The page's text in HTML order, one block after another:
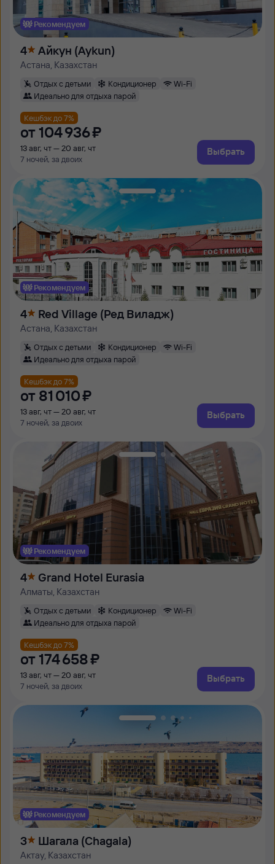
Рекомендуем
4 Айкун (Aykun)
Астана, Казахстан
Отдых с детьми Кондиционер
Wi-Fi
Идеально для отдыха парой
Кешбэк до 7%
от 104 ⁠936 ⁠₽
13 авг, чт — 20 авг, чт
7 ночей, за двоих
Выбрать
Рекомендуем
4 Red Village (Ред Виладж)
Астана, Казахстан
Отдых с детьми Кондиционер
Wi-Fi
Идеально для отдыха парой
Кешбэк до 7%
от 81 ⁠010 ⁠₽
13 авг, чт — 20 авг, чт
7 ночей, за двоих
Выбрать
Рекомендуем
4 Grand Hotel Eurasia
Алматы, Казахстан
Отдых с детьми Кондиционер
Wi-Fi
Идеально для отдыха парой
Кешбэк до 7%
от 174 ⁠658 ⁠₽
13 авг, чт — 20 авг, чт
7 ночей, за двоих
Выбрать
Рекомендуем
3 Шагала (Chagala)
Актау, Казахстан